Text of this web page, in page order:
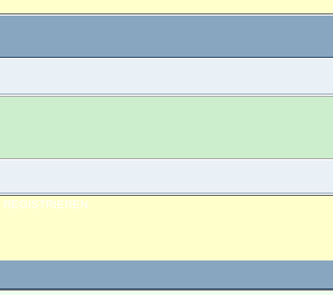
REGISTRIEREN